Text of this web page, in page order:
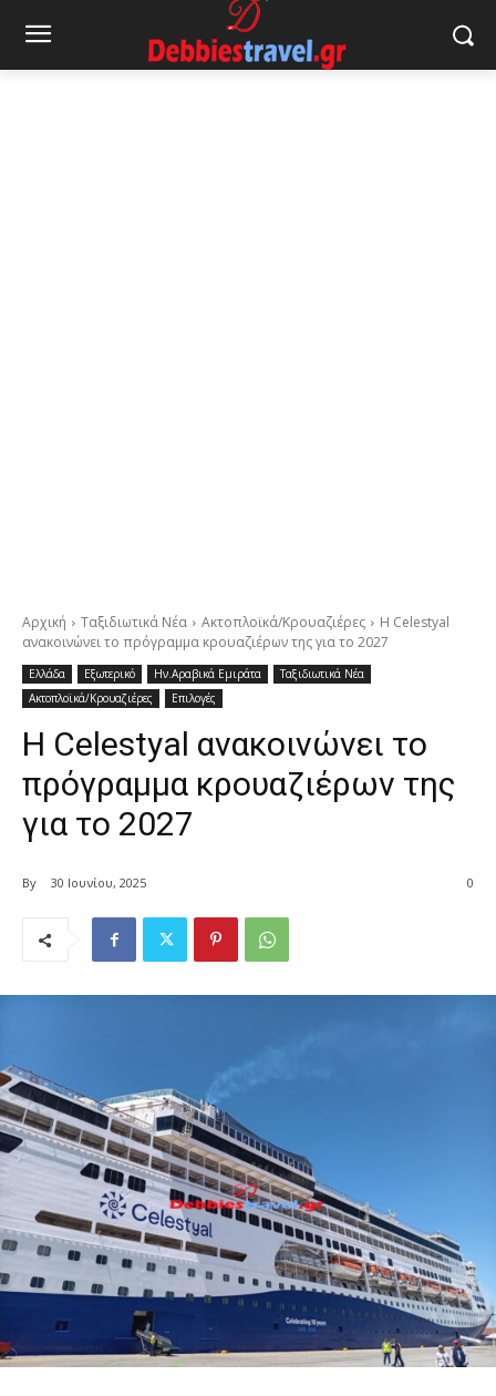
Αρχική Ταξιδιωτικά Νέα Ακτοπλοϊκά/Κρουαζιέρες
Η Celestyal
ανακοινώνει το πρόγραμμα κρουαζιέρων της για το 2027
Ελλάδα Εξωτερικό Ην.Αραβικά Εμιράτα
Ταξιδιωτικά Νέα
Ακτοπλοϊκά/Κρουαζιέρες
Επιλογές
Η Celestyal ανακοινώνει το
πρόγραμμα κρουαζιέρων της
για το 2027
By 30 Ιουνίου, 2025 0